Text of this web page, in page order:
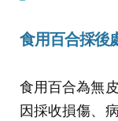
食用百合採後
食用百合為無
因採收損傷、